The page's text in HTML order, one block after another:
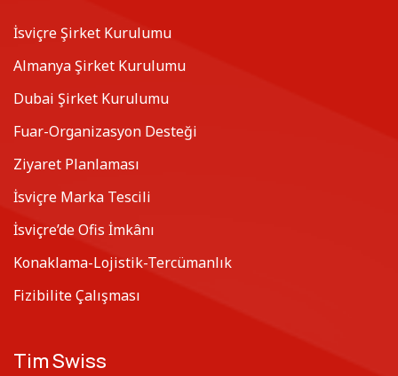
İsviçre Şirket Kurulumu
Almanya Şirket Kurulumu
Dubai Şirket Kurulumu
Fuar-Organizasyon Desteği
Ziyaret Planlaması
İsviçre Marka Tescili
İsviçre’de Ofis İmkânı
Konaklama-Lojistik-Tercümanlık
Fizibilite Çalışması
Tim Swiss